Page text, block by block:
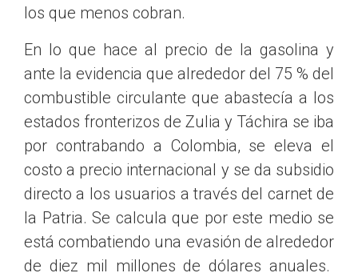
los que menos cobran.
En lo que hace al precio de la gasolina y
ante la evidencia que alrededor del 75 % del
combustible circulante que abastecía a los
estados fronterizos de Zulia y Táchira se iba
por contrabando a Colombia, se eleva el
costo a precio internacional y se da subsidio
directo a los usuarios a través del carnet de
la Patria. Se calcula que por este medio se
está combatiendo una evasión de alrededor
de diez mil millones de dólares anuales.